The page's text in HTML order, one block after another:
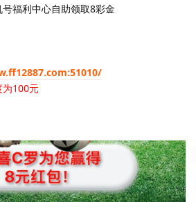
福利中心自助领取8彩金
为100元